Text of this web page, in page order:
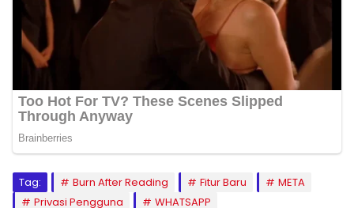
Tag: Burn After Reading Fitur Baru
META
Privasi Pengguna
WHATSAPP